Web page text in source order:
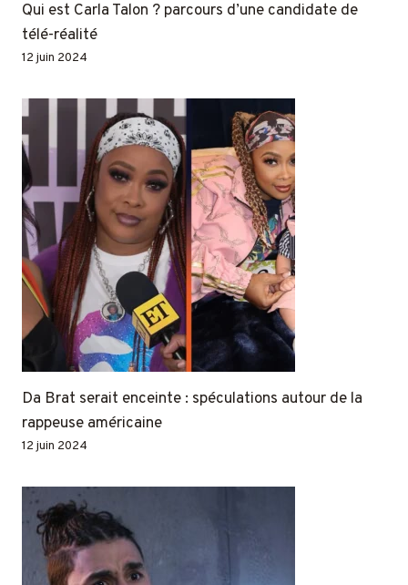
Qui est Carla Talon ? parcours d’une candidate de
télé-réalité
12 juin 2024
Da Brat serait enceinte : spéculations autour de la
rappeuse américaine
12 juin 2024